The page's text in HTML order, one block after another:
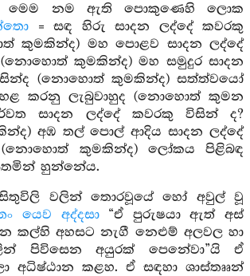
මෙම නම ඇති පොකුණෙහි ලොක
= සඳ හිරු සාදන ලද්දේ කවරකු
කුමකින්ද) මහ පොළව සාදන ලද්දේ
කුමකින්ද) මහ සමුදුර සාදන
(නොහොත් කුමකින්ද) සත්ත්වයෝ
කරනු ලැබුවාහුද (නොහොත් කුමන
සාදන ලද්දේ කවරකු විසින් ද?
අඹ තල් පොල් ආදිය සාදන ලද්දේ
කුමකින්ද) ලෝකය පිළිබඳ
හුන්නේය.
වලින් තොරවූයේ හෝ අවුල් වූ
යෙව අද්දසා“ඒ පුරුෂයා ඇත් අස්
කල්හි අහසට නැගී නෙළුම් අලවල හා
පිවිසෙන අයුරක් පෙනේවා”යි ඒ
අධිෂ්ඨාන කළහ. ඒ සඳහා ශාස්තෲන්